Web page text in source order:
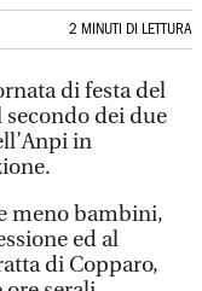
2 MINUTI DI LETTURA
di festa del
secondo dei due
in
meno bambini,
ed al
di Copparo,